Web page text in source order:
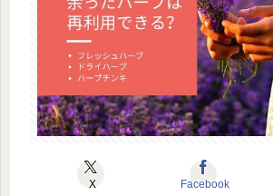
X Facebook